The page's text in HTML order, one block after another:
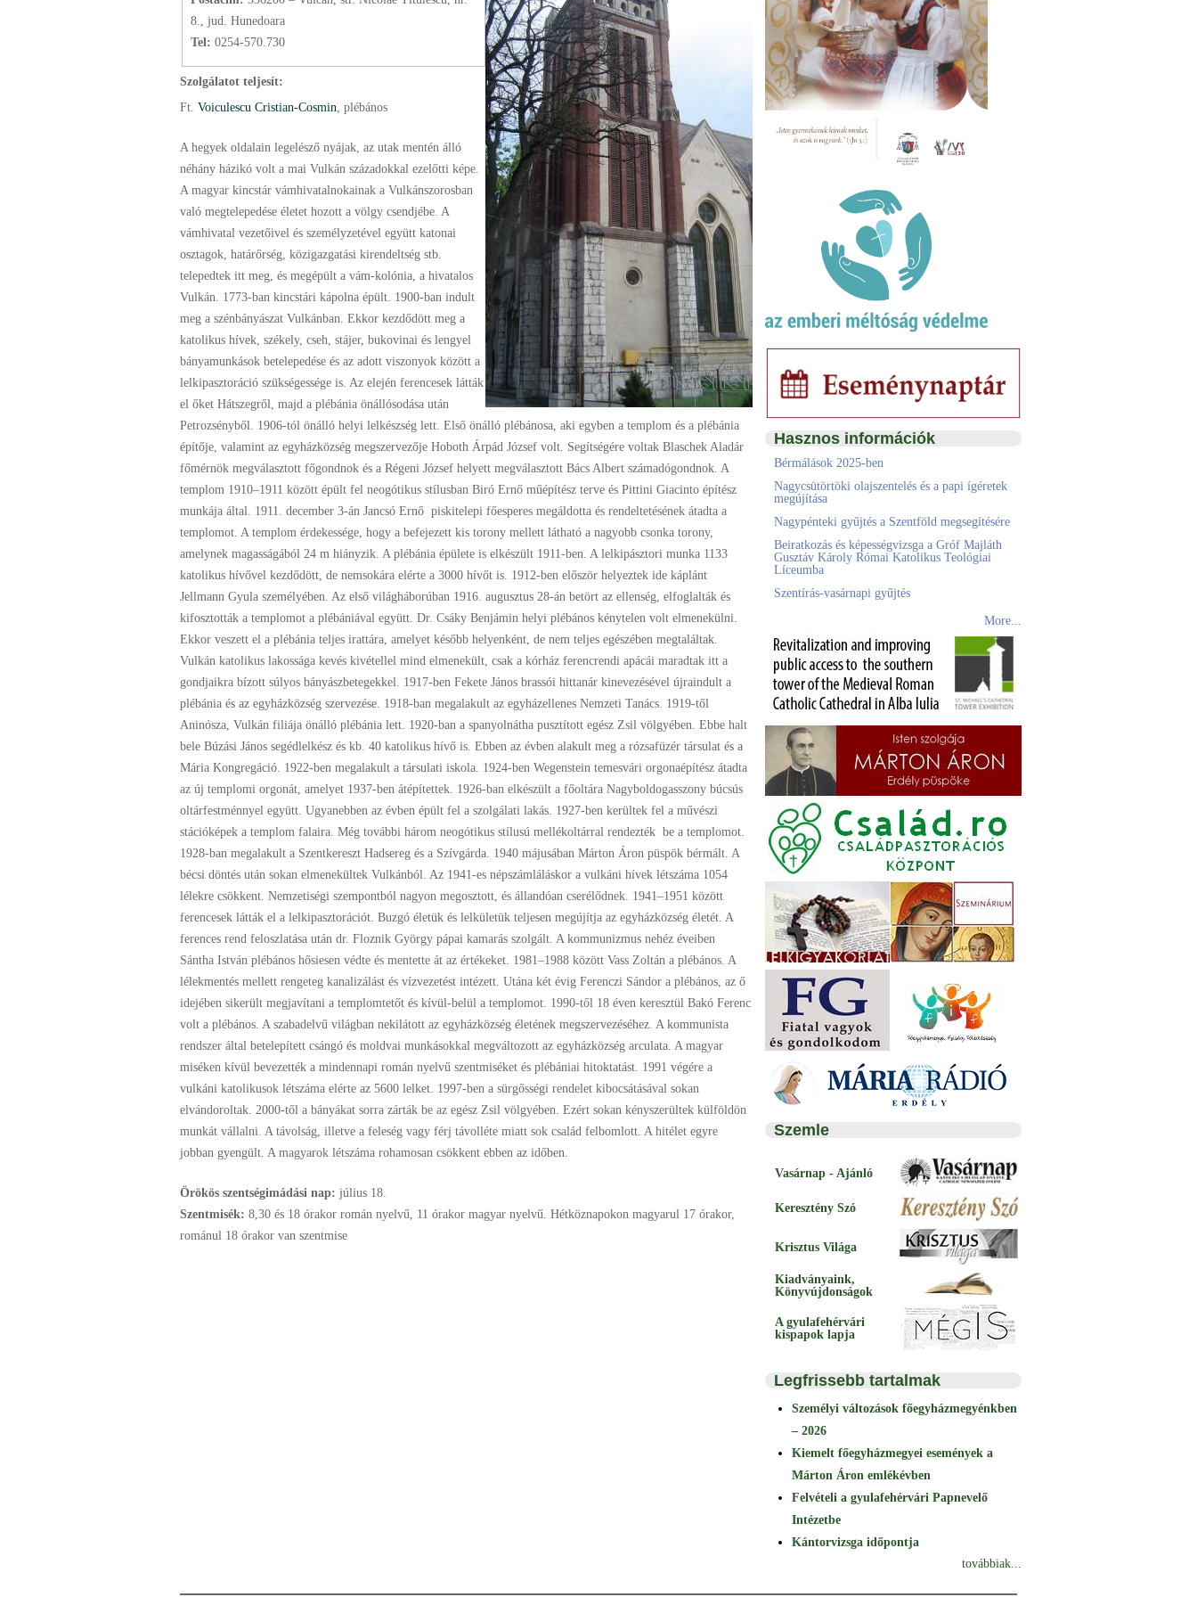
8., jud. Hunedoara
Tel: 0254-570.730
Szolgálatot teljesít:
Ft. Voiculescu Cristian-Cosmin , plébános
A hegyek oldalain legelésző nyájak, az utak mentén álló
néhány házikó volt a mai Vulkán századokkal ezelőtti képe.
A magyar kincstár vámhivatalnokainak a Vulkánszorosban
való megtelepedése életet hozott a völgy csendjébe. A
vámhivatal vezetőivel és személyzetével együtt katonai
osztagok, határőrség, közigazgatási kirendeltség stb.
telepedtek itt meg, és megépült a vám-kolónia, a hivatalos
Vulkán. 1773-ban kincstári kápolna épült. 1900-ban indult
meg a szénbányászat Vulkánban. Ekkor kezdődött meg a
katolikus hívek, székely, cseh, stájer, bukovinai és lengyel
bányamunkások betelepedése és az adott viszonyok között a
lelkipasztoráció szükségessége is. Az elején ferencesek látták
el őket Hátszegről, majd a plébánia önállósodása után
Petrozsényből. 1906-tól önálló helyi lelkészség lett. Első önálló plébánosa, aki egyben a templom és a plébánia
építője, valamint az egyházközség megszervezője Hoboth Árpád József volt. Segítségére voltak Blaschek Aladár
főmérnök megválasztott főgondnok és a Régeni József helyett megválasztott Bács Albert számadógondnok. A
templom 1910–1911 között épült fel neogótikus stílusban Biró Ernő műépítész terve és Pittini Giacinto építész
munkája által. 1911. december 3-án Jancsó Ernő piskitelepi főesperes megáldotta és rendeltetésének átadta a
templomot. A templom érdekessége, hogy a befejezett kis torony mellett látható a nagyobb csonka torony,
amelynek magasságából 24 m hiányzik. A plébánia épülete is elkészült 1911-ben. A lelkipásztori munka 1133
katolikus hívővel kezdődött, de nemsokára elérte a 3000 hívőt is. 1912-ben először helyeztek ide káplánt
Jellmann Gyula személyében. Az első világháborúban 1916. augusztus 28-án betört az ellenség, elfoglalták és
kifosztották a templomot a plébániával együtt. Dr. Csáky Benjámin helyi plébános kénytelen volt elmenekülni.
Ekkor veszett el a plébánia teljes irattára, amelyet később helyenként, de nem teljes egészében megtaláltak.
Vulkán katolikus lakossága kevés kivétellel mind elmenekült, csak a kórház ferencrendi apácái maradtak itt a
gondjaikra bízott súlyos bányászbetegekkel. 1917-ben Fekete János brassói hittanár kinevezésével újraindult a
plébánia és az egyházközség szervezése. 1918-ban megalakult az egyházellenes Nemzeti Tanács. 1919-től
Aninósza, Vulkán filiája önálló plébánia lett. 1920-ban a spanyolnátha pusztított egész Zsil völgyében. Ebbe halt
bele Búzási János segédlelkész és kb. 40 katolikus hívő is. Ebben az évben alakult meg a rózsafüzér társulat és a
Mária Kongregáció. 1922-ben megalakult a társulati iskola. 1924-ben Wegenstein temesvári orgonaépítész átadta
az új templomi orgonát, amelyet 1937-ben átépítettek. 1926-ban elkészült a főoltára Nagyboldogasszony búcsús
oltárfestménnyel együtt. Ugyanebben az évben épült fel a szolgálati lakás. 1927-ben kerültek fel a művészi
stációképek a templom falaira. Még további három neogótikus stílusú mellékoltárral rendezték be a templomot.
1928-ban megalakult a Szentkereszt Hadsereg és a Szívgárda. 1940 májusában Márton Áron püspök bérmált. A
bécsi döntés után sokan elmenekültek Vulkánból. Az 1941-es népszámláláskor a vulkáni hívek létszáma 1054
lélekre csökkent. Nemzetiségi szempontból nagyon megosztott, és állandóan cserélődnek. 1941–1951 között
ferencesek látták el a lelkipasztorációt. Buzgó életük és lelkületük teljesen megújítja az egyházközség életét. A
ferences rend feloszlatása után dr. Floznik György pápai kamarás szolgált. A kommunizmus nehéz éveiben
Sántha István plébános hősiesen védte és mentette át az értékeket. 1981–1988 között Vass Zoltán a plébános. A
lélekmentés mellett rengeteg kanalizálást és vízvezetést intézett. Utána két évig Ferenczi Sándor a plébános, az ő
idejében sikerült megjavítani a templomtetőt és kívül-belül a templomot. 1990-től 18 éven keresztül Bakó Ferenc
volt a plébános. A szabadelvű világban nekilátott az egyházközség életének megszervezéséhez. A kommunista
rendszer által betelepített csángó és moldvai munkásokkal megváltozott az egyházközség arculata. A magyar
miséken kívül bevezették a mindennapi román nyelvű szentmiséket és plébániai hitoktatást. 1991 végére a
vulkáni katolikusok létszáma elérte az 5600 lelket. 1997-ben a sürgősségi rendelet kibocsátásával sokan
elvándoroltak. 2000-től a bányákat sorra zárták be az egész Zsil völgyében. Ezért sokan kényszerültek külföldön
munkát vállalni. A távolság, illetve a feleség vagy férj távolléte miatt sok család felbomlott. A hitélet egyre
jobban gyengült. A magyarok létszáma rohamosan csökkent ebben az időben.
Örökös szentségimádási nap: július 18.
Szentmisék: 8,30 és 18 órakor román nyelvű, 11 órakor magyar nyelvű. Hétköznapokon magyarul 17 órakor,
románul 18 órakor van szentmise
Hasznos információk
Bérmálások 2025-ben
Nagycsütörtöki olajszentelés és a papi ígéretek
megújítása
Nagypénteki gyűjtés a Szentföld megsegítésére
Beiratkozás és képességvizsga a Gróf Majláth
Gusztáv Károly Római Katolikus Teológiai
Líceumba
Szentírás-vasárnapi gyűjtés
More...
Szemle
Vasárnap - Ajánló
Keresztény Szó
Krisztus Világa
Kiadványaink,
Könyvújdonságok
A gyulafehérvári
kispapok lapja
Legfrissebb tartalmak
Személyi változások főegyházmegyénkben
– 2026
Kiemelt főegyházmegyei események a
Márton Áron emlékévben
Felvételi a gyulafehérvári Papnevelő
Intézetbe
Kántorvizsga időpontja
továbbiak...